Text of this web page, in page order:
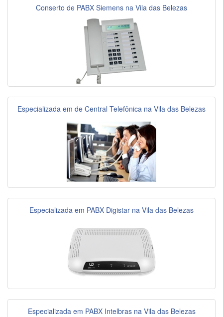
Conserto de PABX Siemens na Vila das Belezas
Especializada em de Central Telefônica na Vila das Belezas
Especializada em PABX Digistar na Vila das Belezas
Especializada em PABX Intelbras na Vila das Belezas